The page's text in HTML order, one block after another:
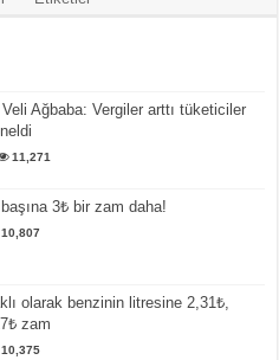
Ağbaba: Vergiler arttı tüketiciler
11,271
3₺ bir zam daha!
10,807
olarak benzinin litresine 2,31₺,
zam
10,375